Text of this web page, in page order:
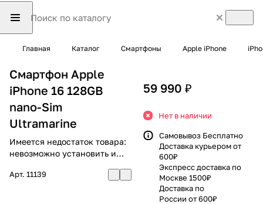
Главная Каталог Смартфоны Apple iPhone
Смартфон Apple
iPhone 16 128GB
nano-Sim
Ultramarine
Имеется недостаток товара:
невозможно установить и
Арт. 11139
59 990 ₽
Нет в наличии
Самовывоз Бесплатно
Доставка курьером от
600₽
Экспресс доставка по
Москве 1500₽
Доставка по
России от 600₽